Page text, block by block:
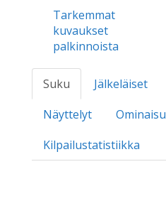
Tarkemmat
kuvaukset
palkinnoista
Suku Jälkeläiset
Näyttelyt
Kilpailustatistiikka